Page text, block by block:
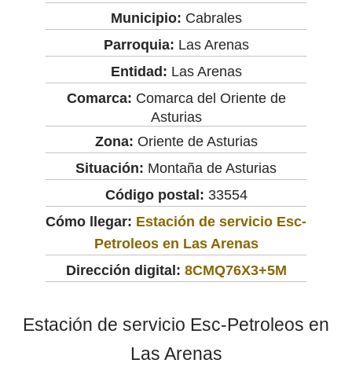
Municipio: Cabrales
Parroquia: Las Arenas
Entidad: Las Arenas
Comarca: Comarca del Oriente de
Asturias
Zona: Oriente de Asturias
Situación: Montaña de Asturias
Código postal: 33554
Cómo llegar: Estación de servicio Esc-
Petroleos en Las Arenas
Dirección digital: 8CMQ76X3+5M
Estación de servicio Esc-Petroleos en
Las Arenas